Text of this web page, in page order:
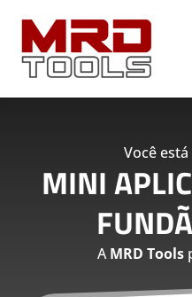
Você
MINI
AMRD Tools